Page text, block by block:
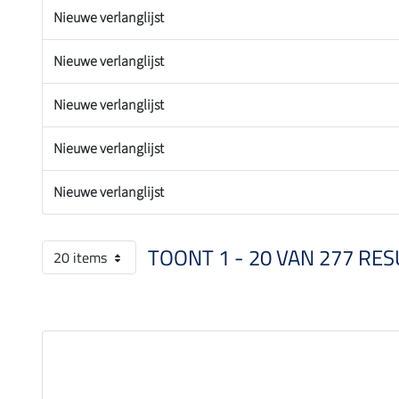
Nieuwe verlanglijst
Nieuwe verlanglijst
Nieuwe verlanglijst
Nieuwe verlanglijst
Nieuwe verlanglijst
20 items TOONT 1 - 20 VAN 277